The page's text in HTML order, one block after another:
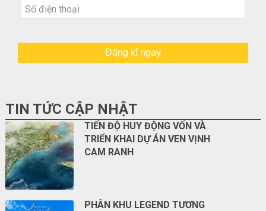
Đăng kí ngay
TIN TỨC CẬP NHẬT
TIẾN ĐỘ HUY ĐỘNG VỐN VÀ
TRIỂN KHAI DỰ ÁN VEN VỊNH
CAM RANH
PHÂN KHU LEGEND TƯƠNG